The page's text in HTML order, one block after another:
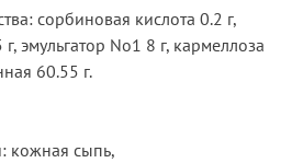
сорбиновая кислота 0.2 г,
эмульгатор No1 8 г, кармеллоза
60.55 г.
кожная сыпь,